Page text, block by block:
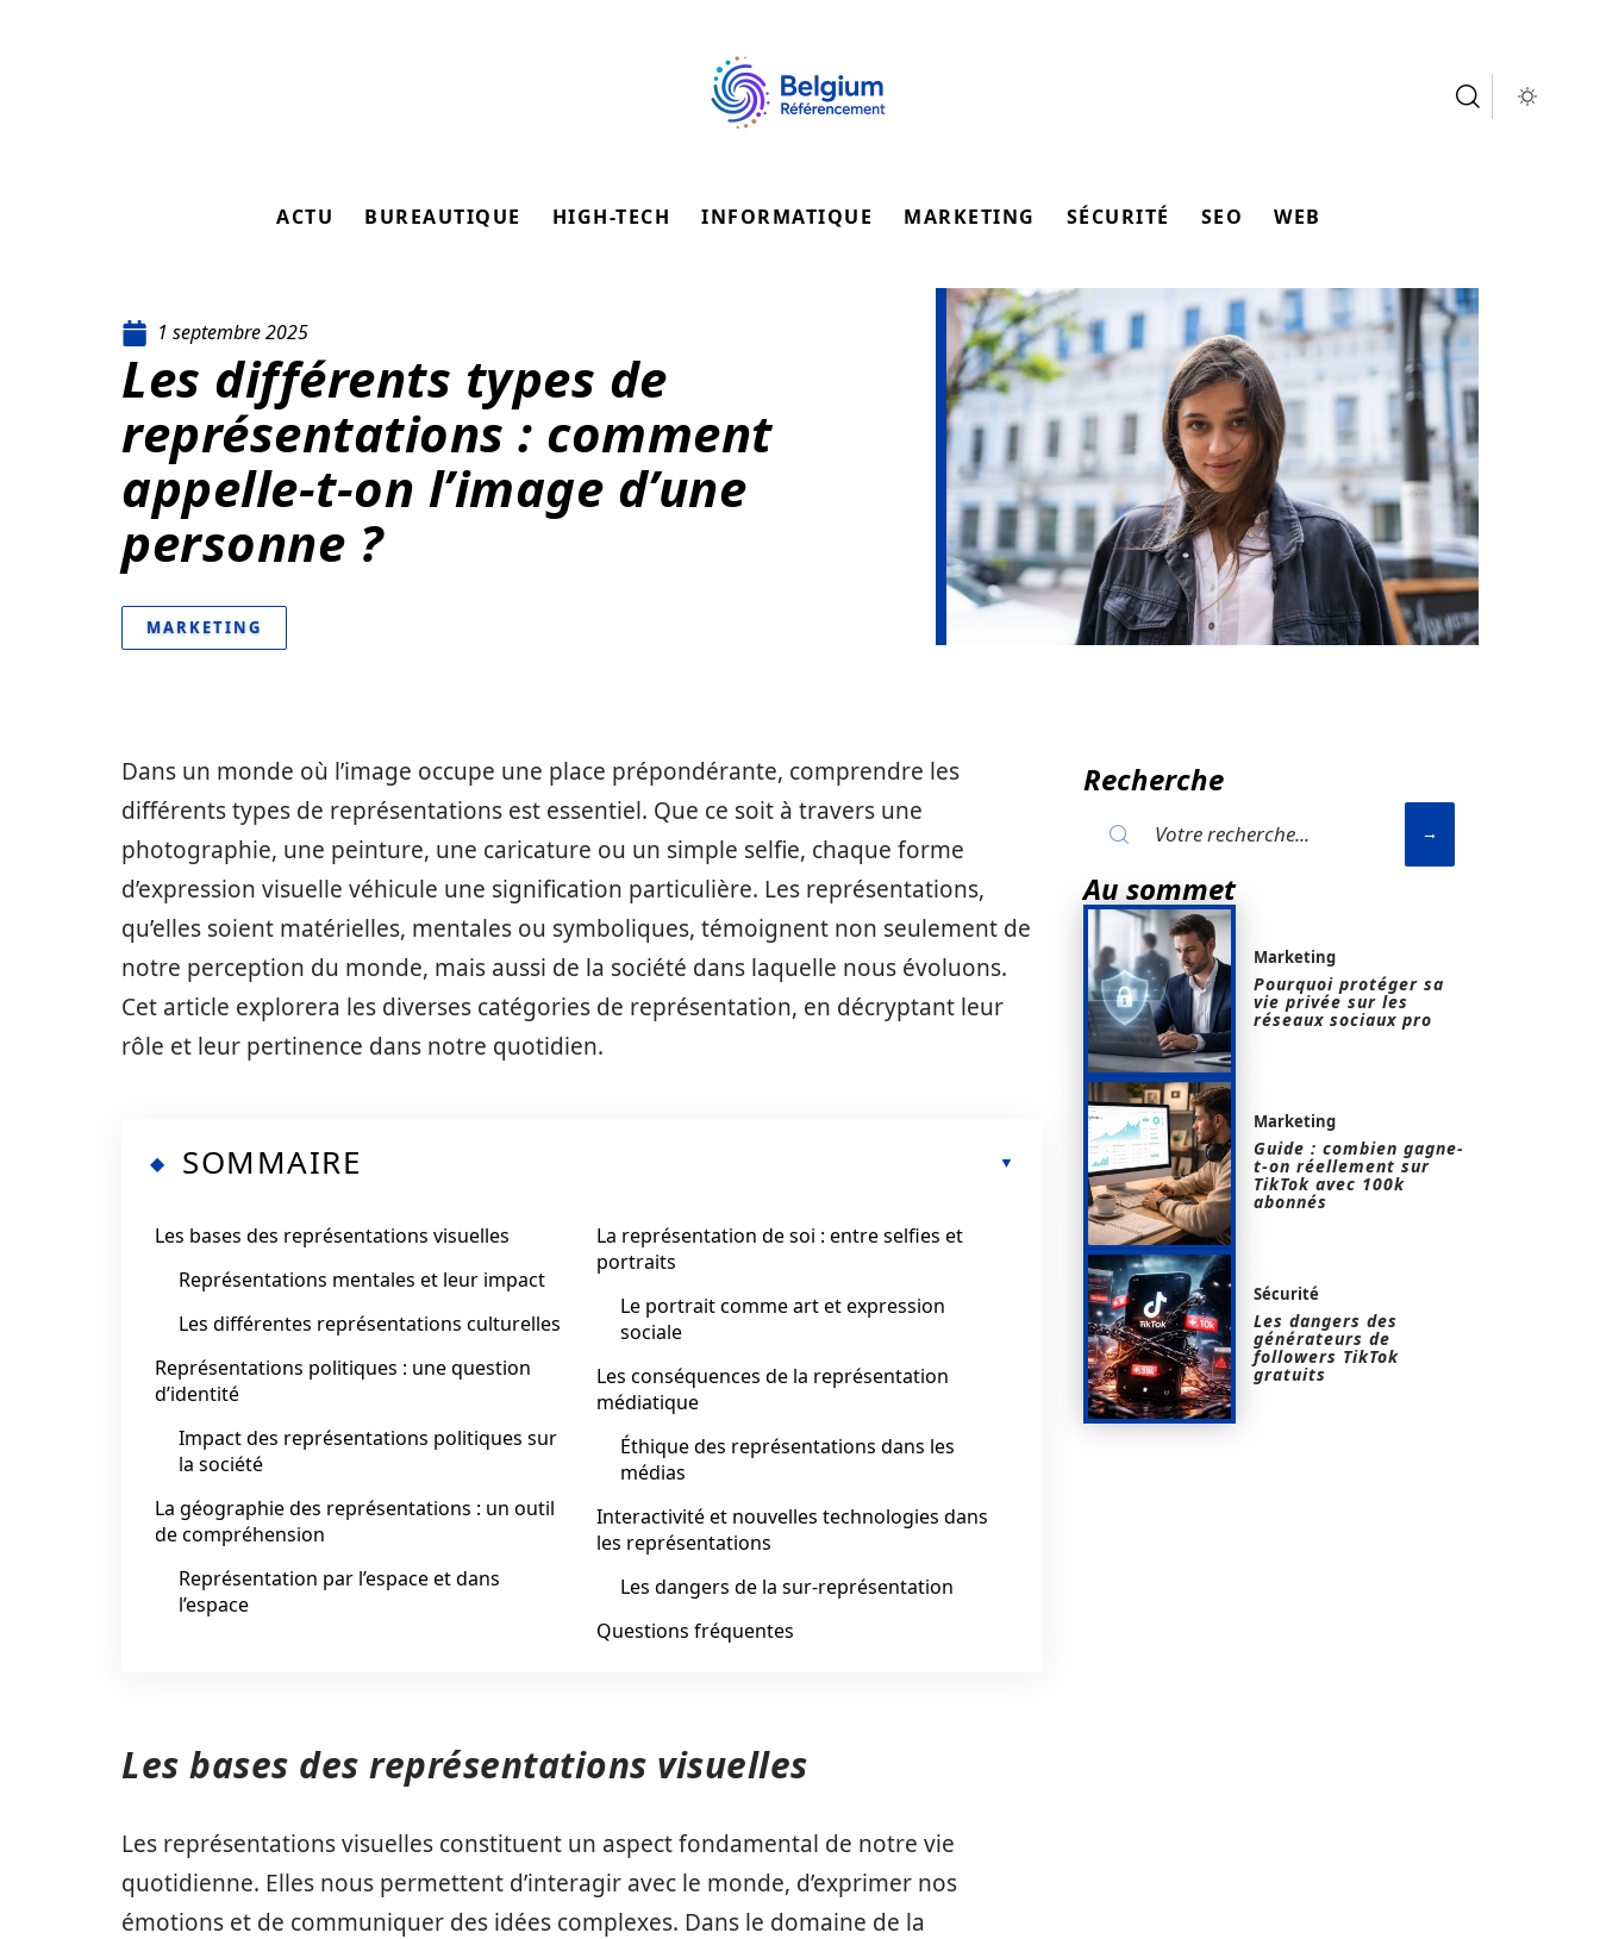
ACTU BUREAUTIQUE HIGH-TECH INFORMATIQUE MARKETING SÉCURITÉ SEO WEB
1 septembre 2025
Les différents types de
représentations : comment
appelle-t-on l’image d’une
personne ?
MARKETING
Dans un monde où l’image occupe une place prépondérante, comprendre les
différents types de représentations est essentiel. Que ce soit à travers une
photographie, une peinture, une caricature ou un simple selfie, chaque forme
d’expression visuelle véhicule une signification particulière. Les représentations,
qu’elles soient matérielles, mentales ou symboliques, témoignent non seulement de
notre perception du monde, mais aussi de la société dans laquelle nous évoluons.
Cet article explorera les diverses catégories de représentation, en décryptant leur
rôle et leur pertinence dans notre quotidien.
SOMMAIRE
Les bases des représentations visuelles
Représentations mentales et leur impact
Les différentes représentations culturelles
Représentations politiques : une question
d’identité
Impact des représentations politiques sur
la société
La géographie des représentations : un outil
de compréhension
Représentation par l’espace et dans
l’espace
La représentation de soi : entre selfies et
portraits
Le portrait comme art et expression
sociale
Les conséquences de la représentation
médiatique
Éthique des représentations dans les
médias
Interactivité et nouvelles technologies dans
les représentations
Les dangers de la sur-représentation
Questions fréquentes
Les bases des représentations visuelles
Les représentations visuelles constituent un aspect fondamental de notre vie
quotidienne. Elles nous permettent d’interagir avec le monde, d’exprimer nos
émotions et de communiquer des idées complexes. Dans le domaine de la
Recherche
Au sommet
Marketing
Pourquoi protéger sa
vie privée sur les
réseaux sociaux pro
Marketing
Guide : combien gagne-
t-on réellement sur
TikTok avec 100k
abonnés
Sécurité
Les dangers des
générateurs de
followers TikTok
gratuits